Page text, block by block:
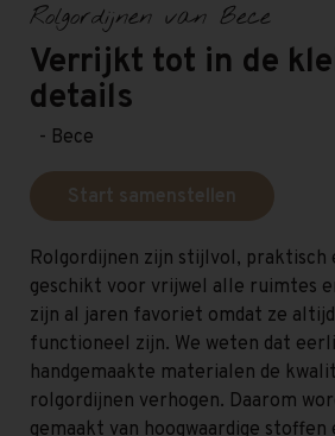
Rolgordijnen van Bece
Verrijkt tot in de
details
- Bece
Start samenstellen
Rolgordijnen zijn stijlvol, praktisch
geschikt voor vrijwel alle ruimtes
zijn al jaren favoriet omdat ze
functioneel zijn. We weten dat
handgemaakte materialen de
rolgordijnen verhogen. Daarom
gemaakt van hoogwaardige stoffen